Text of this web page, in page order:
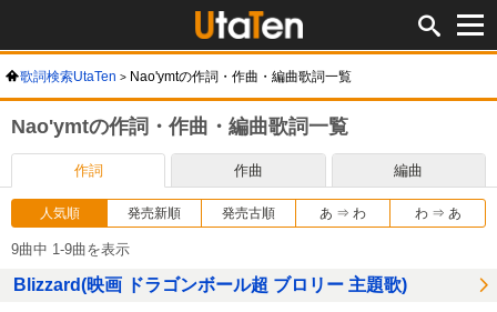
歌詞検索UtaTen Nao'ymtの作詞・作曲・編曲歌詞一覧
Nao'ymtの作詞・作曲・編曲歌詞一覧
作詞 作曲 編曲
人気順 発売新順 発売古順 あ ⇒ わ わ ⇒ あ
9曲中 1-9曲を表示
Blizzard(映画 ドラゴンボール超 ブロリー 主題歌)